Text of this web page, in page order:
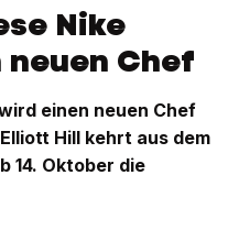
Nike
Chef
einen neuen Chef
Hill kehrt aus dem
14. Oktober die